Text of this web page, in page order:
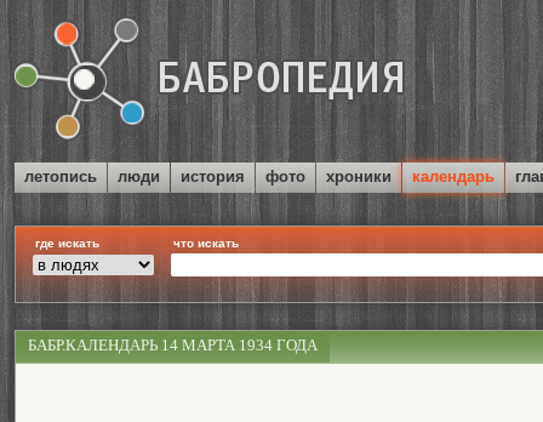
летопись люди история фото хроники календарь
где искать что искать
БАБР.КАЛЕНДАРЬ 14 МАРТА 1934 ГОДА